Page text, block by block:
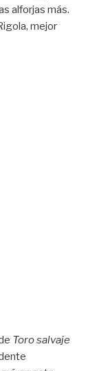
alforjas más.
mejor
Toro salvaje